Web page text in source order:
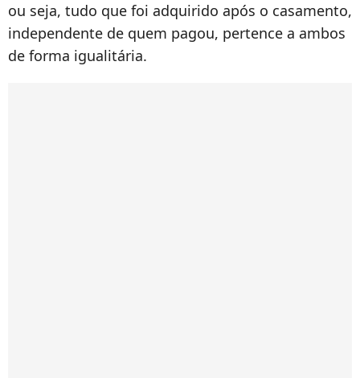
ou seja, tudo que foi adquirido após o casamento,
independente de quem pagou, pertence a ambos
de forma igualitária.